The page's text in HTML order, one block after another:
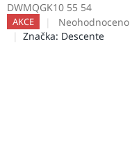
DWMQGK10 55 54
AKCE
Průměrné
hodnocení
Neohodnoceno
Značka: Descente